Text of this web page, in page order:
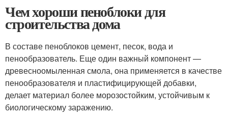
Чем хороши пеноблоки для
строительства дома
В составе пеноблоков цемент, песок, вода и
пенообразователь. Еще один важный компонент —
древесноомыленная смола, она применяется в качестве
пенообразователя и пластифицирующей добавки,
делает материал более морозостойким, устойчивым к
биологическому заражению.